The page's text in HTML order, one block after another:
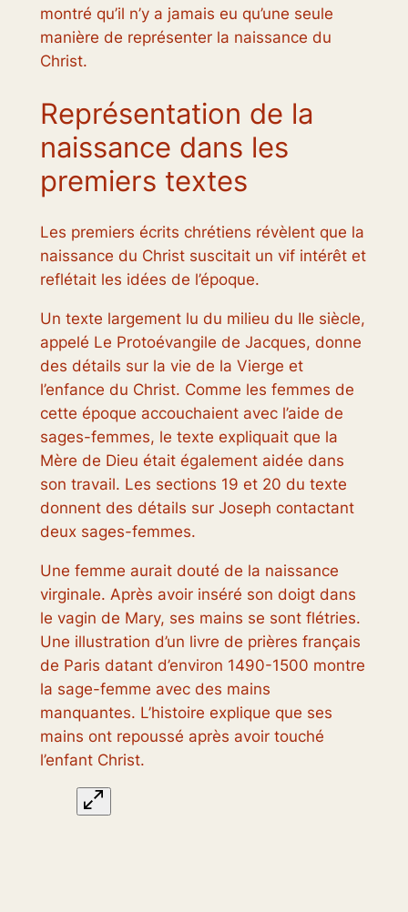
montré qu’il n’y a jamais eu qu’une seule
manière de représenter la naissance du
Christ.
Représentation de la
naissance dans les
premiers textes
Les premiers écrits chrétiens révèlent que la
naissance du Christ suscitait un vif intérêt et
reflétait les idées de l’époque.
Un texte largement lu du milieu du IIe siècle,
appelé Le Protoévangile de Jacques, donne
des détails sur la vie de la Vierge et
l’enfance du Christ. Comme les femmes de
cette époque accouchaient avec l’aide de
sages-femmes, le texte expliquait que la
Mère de Dieu était également aidée dans
son travail. Les sections 19 et 20 du texte
donnent des détails sur Joseph contactant
deux sages-femmes.
Une femme aurait douté de la naissance
virginale. Après avoir inséré son doigt dans
le vagin de Mary, ses mains se sont flétries.
Une illustration d’un livre de prières français
de Paris datant d’environ 1490-1500 montre
la sage-femme avec des mains
manquantes. L’histoire explique que ses
mains ont repoussé après avoir touché
l’enfant Christ.